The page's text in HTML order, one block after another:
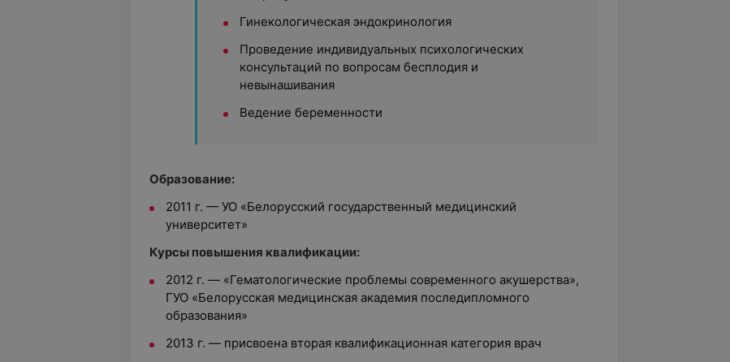
Гинекологическая эндокринология
Проведение индивидуальных психологических
консультаций по вопросам бесплодия и
невынашивания
Ведение беременности
Образование:
2011 г. — УО «Белорусский государственный медицинский
университет»
Курсы повышения квалификации:
2012 г. — «Гематологические проблемы современного акушерства»,
ГУО «Белорусская медицинская академия последипломного
образования»
2013 г. — присвоена вторая квалификационная категория врач